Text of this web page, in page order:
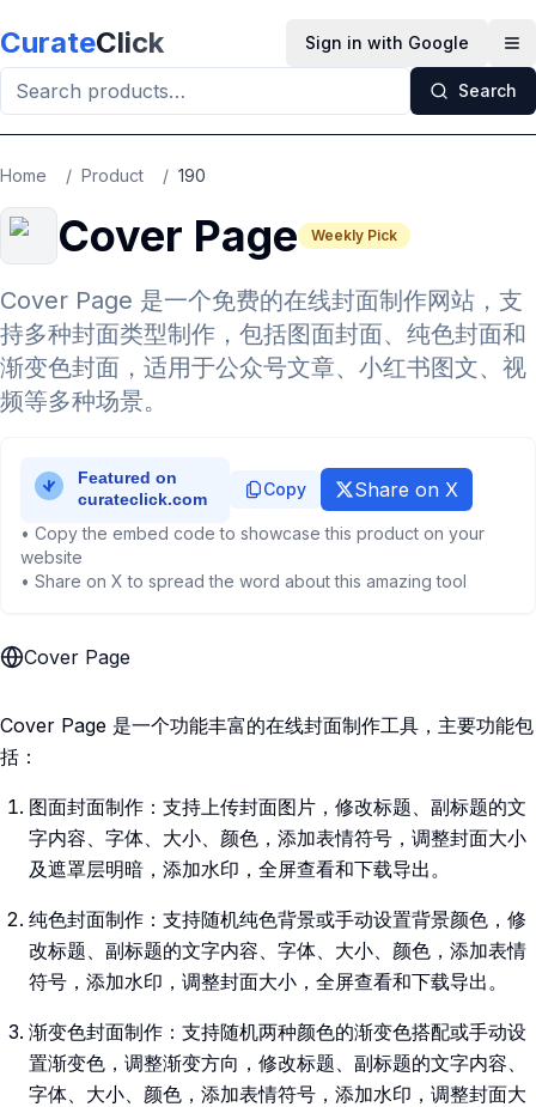
CurateClick Sign in with Google
Search
Home / Product / 190
Cover Page Weekly Pick
Cover Page 是一个免费的在线封面制作网站，支
持多种封面类型制作，包括图面封面、纯色封面和
渐变色封面，适用于公众号文章、小红书图文、视
频等多种场景。
Copy Share on X
• Copy the embed code to showcase this product on your
website
• Share on X to spread the word about this amazing tool
Cover Page
Cover Page 是一个功能丰富的在线封面制作工具，主要功能包
括：
图面封面制作：支持上传封面图片，修改标题、副标题的文
字内容、字体、大小、颜色，添加表情符号，调整封面大小
及遮罩层明暗，添加水印，全屏查看和下载导出。
纯色封面制作：支持随机纯色背景或手动设置背景颜色，修
改标题、副标题的文字内容、字体、大小、颜色，添加表情
符号，添加水印，调整封面大小，全屏查看和下载导出。
渐变色封面制作：支持随机两种颜色的渐变色搭配或手动设
置渐变色，调整渐变方向，修改标题、副标题的文字内容、
字体、大小、颜色，添加表情符号，添加水印，调整封面大